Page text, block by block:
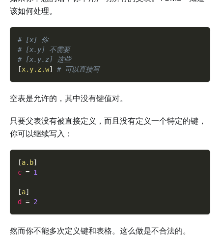
该如何处理。
# [x] 你
# [x.y] 不需要
# [x.y.z] 这些
[x.y.z.w] # 可以直接写
空表是允许的，其中没有键值对。
只要父表没有被直接定义，而且没有定义一个特定的键，
你可以继续写入：
[a.b]
c = 1
[a]
d
= 2
然而你不能多次定义键和表格。这么做是不合法的。